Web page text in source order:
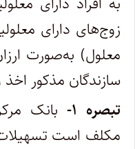
زوج‌های دارای
معلول) به‌صورت
سازندگان مذکور اخذ
تبصره ۱-
بانک
مکلف است تسهیلات